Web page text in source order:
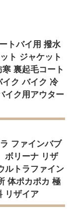
トバイ用 撥水
ト ジャケット
裏起毛コート
イク バイク 冷
イク用アウター
ファインバブ
ボリーナ リザ
ルトラファイン
体ポカポカ 極
リザイア